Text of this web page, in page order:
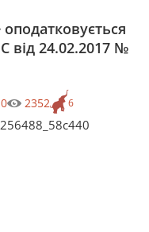
від 24.02.2017 №
6
0 2352